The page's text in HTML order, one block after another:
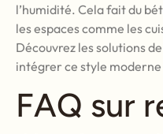
l’humidité. Cela fait du
les espaces comme les
Découvrez les solutions
intégrer ce style
FAQ sur